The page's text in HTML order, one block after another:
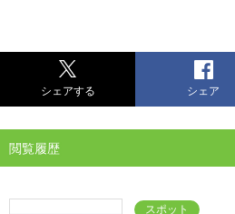
シェアする シェア
閲覧履歴